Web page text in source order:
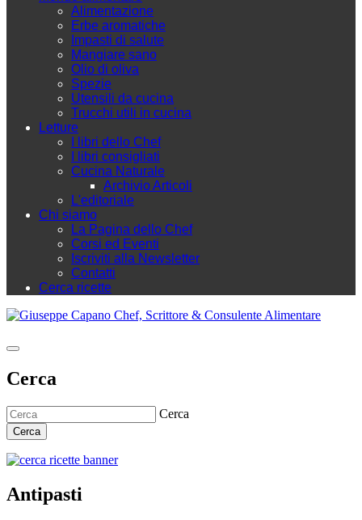
Alimentazione
Erbe aromatiche
Impasti di salute
Mangiare sano
Olio di oliva
Spezie
Utensili da cucina
Trucchi utili in cucina
Letture
I libri dello Chef
I libri consigliati
Cucina Naturale
Archivio Articoli
L'editoriale
Chi siamo
La Pagina dello Chef
Corsi ed Eventi
Iscriviti alla Newsletter
Contatti
Cerca ricette
Cerca
Cerca
Cerca
Antipasti